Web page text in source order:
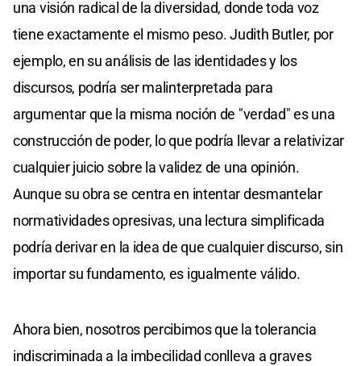
una visión radical de la diversidad, donde toda voz
tiene exactamente el mismo peso. Judith Butler, por
ejemplo, en su análisis de las identidades y los
discursos, podría ser malinterpretada para
argumentar que la misma noción de "verdad" es una
construcción de poder, lo que podría llevar a relativizar
cualquier juicio sobre la validez de una opinión.
Aunque su obra se centra en intentar desmantelar
normatividades opresivas, una lectura simplificada
podría derivar en la idea de que cualquier discurso, sin
importar su fundamento, es igualmente válido.
Ahora bien, nosotros percibimos que la tolerancia
indiscriminada a la imbecilidad conlleva a graves